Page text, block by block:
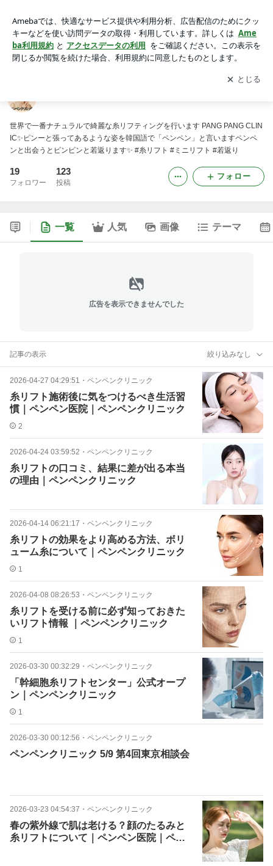
アプリをダウンロードして ブログの更新通知
を受け取りまし
ょう。
開く
世界で一番ナチュラルで綺麗な糸リフティングを行います PANG PANG CLIN
IC✨ピンーと張ってあるような姿を韓国語で「ペンペン」と言いますペンペ
ンと出会うとピンピンと若返ります✨ #糸リフト #ミニリフト #若返り
19
フォロワー
123
投稿
フォロー
一覧 人気 画像 テーマ
広告を表示できませんでした
記事の表示 絞り込みなし
2026-04-27 04:29:51 ・ ペンペンクリニック
糸リフト施術後に気をつけるべき生活習
慣｜ペンペン医院｜ペンペンクリニック
2
2026-04-24 03:59:52 ・ ペンペンクリニック
糸リフトの口コミ、結果に差が出る本当
の理由｜ペンペンクリニック
2026-04-14 06:21:17 ・ ペンペンクリニック
糸リフトの効果をより高める方法、ボリ
ューム糸について｜ペンペンクリニック
1
2026-04-08 08:26:53 ・ ペンペンクリニック
糸リフトを受ける前に必ず知っておきた
いリフト情報 ｜ペンペンクリニック
1
2026-03-30 00:32:29 ・ ペンペンクリニック
「幹細胞糸リフトセンター」公式オープ
ン｜ペンペンクリニック
1
2026-03-30 00:12:56 ・ ペンペンクリニック
ペンペンクリニック 5/9 第4回東京相談会
2026-03-23 04:54:37 ・ ペンペンクリニック
春の紫外線で肌は老ける？顔のたるみと
糸リフトについて｜ペンペン医院｜ペン